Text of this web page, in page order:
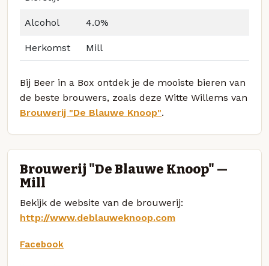
Alcohol 4.0%
Herkomst Mill
Bij Beer in a Box ontdek je de mooiste bieren van
de beste brouwers, zoals deze Witte Willems van
Brouwerij "De Blauwe Knoop".
Brouwerij "De Blauwe Knoop" —
Mill
Bekijk de website van de brouwerij:
http://www.deblauweknoop.com
Facebook